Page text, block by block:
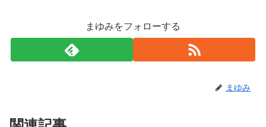
まゆみをフォローする
まゆみ